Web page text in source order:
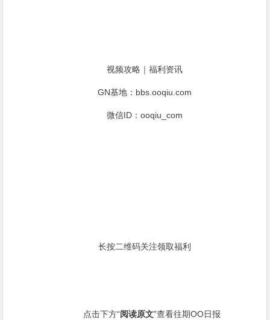
视频攻略｜福利资讯
GN基地：bbs.ooqiu.com
微信ID：ooqiu_com
长按二维码关注领取福利
点击下方“阅读原文”查看往期OO日报